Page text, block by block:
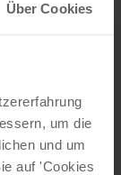
Über Cookies
um die
und um
auf 'Cookies